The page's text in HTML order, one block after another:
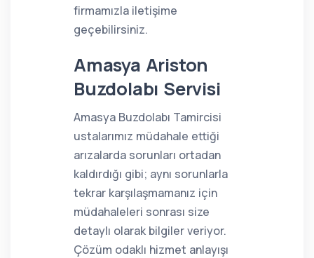
firmamızla iletişime
geçebilirsiniz.
Amasya Ariston
Buzdolabı Servisi
Amasya Buzdolabı Tamircisi
ustalarımız müdahale ettiği
arızalarda sorunları ortadan
kaldırdığı gibi; aynı sorunlarla
tekrar karşılaşmamanız için
müdahaleleri sonrası size
detaylı olarak bilgiler veriyor.
Çözüm odaklı hizmet anlayışı